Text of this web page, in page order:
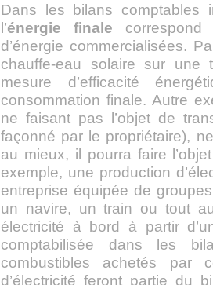
Dans les bilans comptables
l’énergie finale correspond
d’énergie commercialisées.
chauffe-eau solaire sur une
mesure d’efficacité
consommation finale. Autre
ne faisant pas l’objet de
façonné par le propriétaire),
au mieux, il pourra faire
exemple, une production
entreprise équipée de
un navire, un train ou tout
électricité à bord à partir
comptabilisée dans les
combustibles achetés par
d’électricité feront partie du